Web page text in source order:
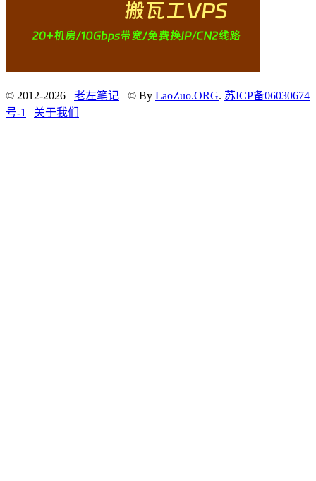
© 2012-2026 老左笔记 © By LaoZuo.ORG. 苏ICP备06030674
号-1 | 关于我们